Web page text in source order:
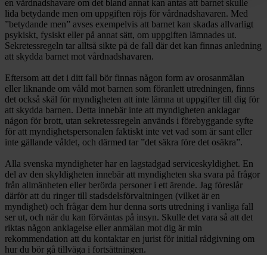
en vårdnadshavare om det bland annat kan antas att barnet skulle
lida betydande men om uppgiften röjs för vårdnadshavaren. Med
”betydande men” avses exempelvis att barnet kan skadas allvarligt
psykiskt, fysiskt eller på annat sätt, om uppgiften lämnades ut.
Sekretessregeln tar alltså sikte på de fall där det kan finnas anledning
att skydda barnet mot vårdnadshavaren.
Eftersom att det i ditt fall bör finnas någon form av orosanmälan
eller liknande om våld mot barnen som föranlett utredningen, finns
det också skäl för myndigheten att inte lämna ut uppgifter till dig för
att skydda barnen. Detta innebär inte att myndigheten anklagar
någon för brott, utan sekretessregeln används i förebyggande syfte
för att myndighetspersonalen faktiskt inte vet vad som är sant eller
inte gällande våldet, och därmed tar ”det säkra före det osäkra”.
Alla svenska myndigheter har en lagstadgad serviceskyldighet. En
del av den skyldigheten innebär att myndigheten ska svara på frågor
från allmänheten eller berörda personer i ett ärende. Jag föreslår
därför att du ringer till stadsdelsförvaltningen (vilket är en
myndighet) och frågar dem hur denna sorts utredning i vanliga fall
ser ut, och när du kan förväntas på insyn. Skulle det vara så att det
riktas någon anklagelse eller anmälan mot dig är min
rekommendation att du kontaktar en jurist för initial rådgivning om
hur du bör gå tillväga i fortsättningen.